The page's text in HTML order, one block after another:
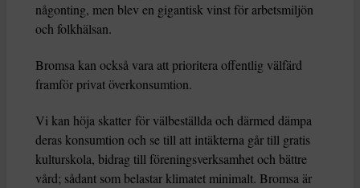
någonting, men blev en gigantisk vinst för arbetsmiljön
och folkhälsan.
Bromsa kan också vara att prioritera offentlig välfärd
framför privat överkonsumtion.
Vi kan höja skatter för välbeställda och därmed dämpa
deras konsumtion och se till att intäkterna går till gratis
kulturskola, bidrag till föreningsverksamhet och bättre
vård; sådant som belastar klimatet minimalt. Bromsa är